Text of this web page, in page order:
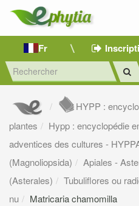
Fr
HYPP :
plantes
Hypp : encyclopédie
adventices des cultures -
(Magnoliopsida)
Apiales -
(Asterales)
Tubuliflores ou
nu
Matricaria chamomilla